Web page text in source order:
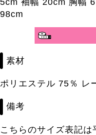
5cm 袖幅 20cm 胸幅
98cm
素材
ポリエステル 75％ レ
備考
こちらのサイズ表記は